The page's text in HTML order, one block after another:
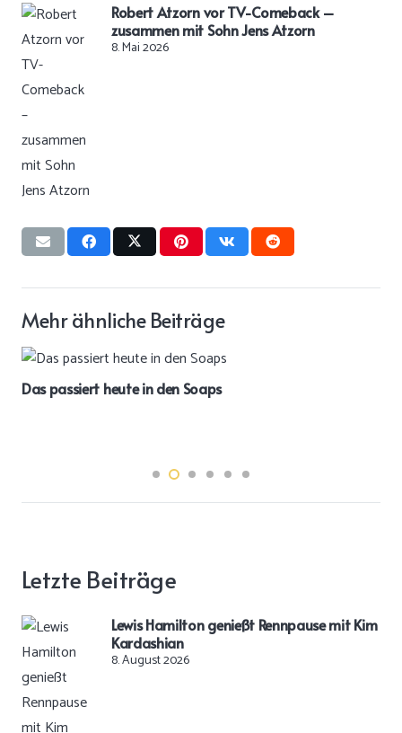
Robert Atzorn vor TV-Comeback –
zusammen mit Sohn Jens Atzorn
8. Mai 2026
Mehr ähnliche Beiträge
Das passiert heute in den Soaps
Letzte Beiträge
Lewis Hamilton genießt Rennpause mit Kim
Kardashian
8. August 2026